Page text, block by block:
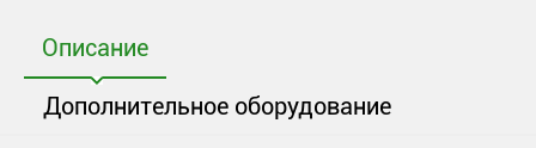
Описание
Дополнительное оборудование